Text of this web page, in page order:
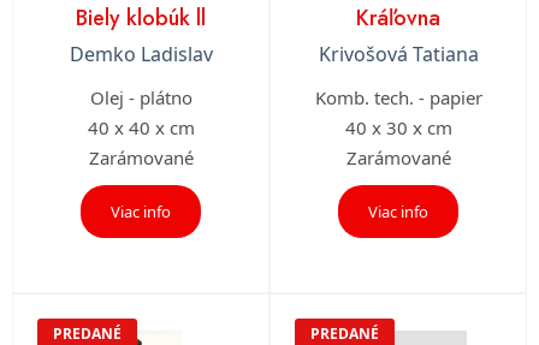
Biely klobúk ll
Demko Ladislav
Olej - plátno
40 x 40 x cm
Zarámované
Viac info
Kráľovna
Krivošová Tatiana
Komb. tech. - papier
40 x 30 x cm
Zarámované
Viac info
PREDANÉ PREDANÉ